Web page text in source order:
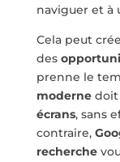
naviguer et à
Cela peut
des
prenne le
modernedoit
écrans, sans
contraire,
recherche